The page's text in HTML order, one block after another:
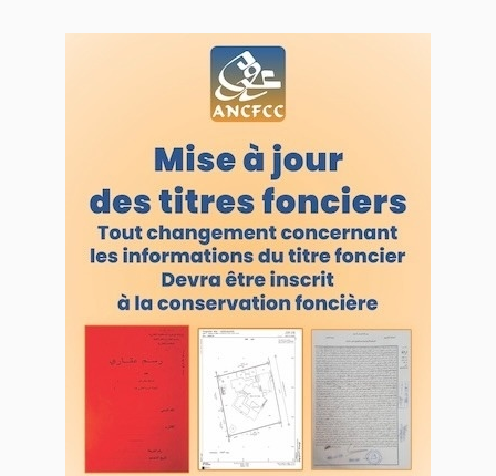
ABOUT US
A propos de L'ODJ
VOS CONTRIBUTIONS
Proposer votre article
LODJ VIDÉO
L'ODJ LIVE TV
LODJ AUDIO
WEB RADIO R212
Copyright © 2022 Groupe de presse Arrissala
Ce site utilise Google Analytics. En continuant à naviguer, vous nous
autorisez à déposer un cookie à des fins de mesure d'audience